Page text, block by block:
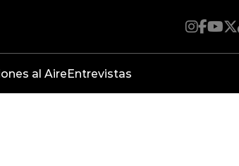
al AireEntrevistas